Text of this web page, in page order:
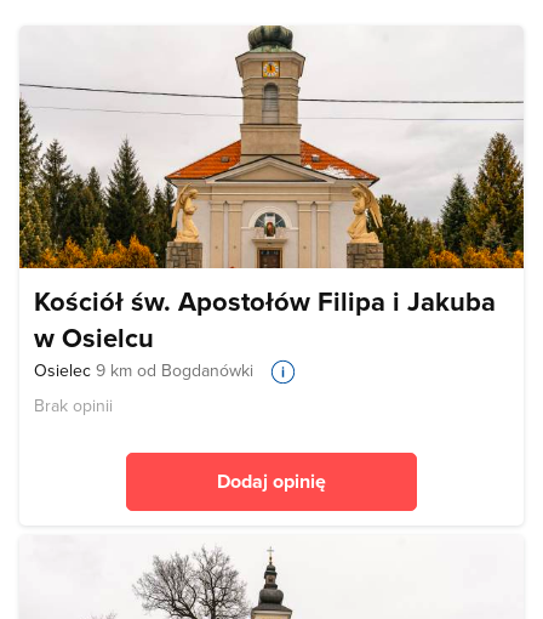
Kościół św. Apostołów Filipa i Jakuba
w Osielcu
Osielec 9 km od Bogdanówki
Brak opinii
Dodaj opinię